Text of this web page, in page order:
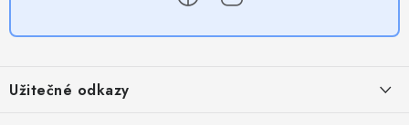
pUžitečné odkazy